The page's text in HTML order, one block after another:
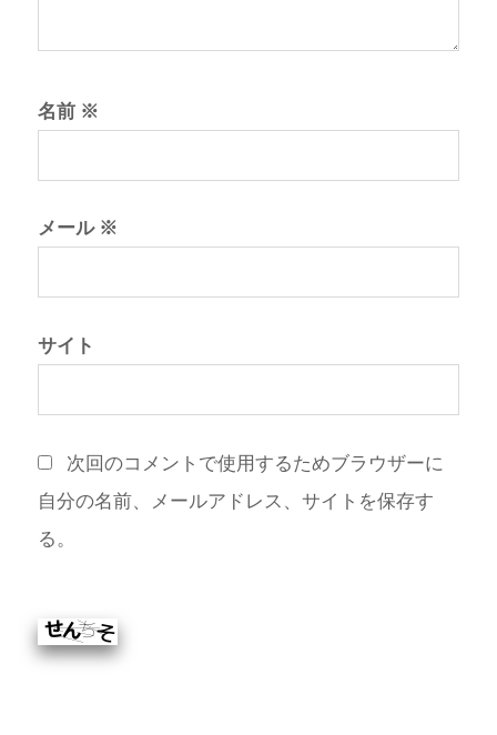
名前 ※
メール ※
サイト
次回のコメントで使用するためブラウザーに
自分の名前、メールアドレス、サイトを保存す
る。